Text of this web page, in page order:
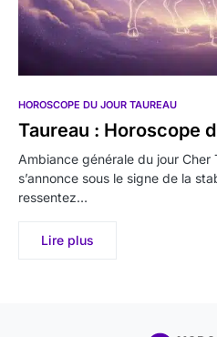
HOROSCOPE DU JOUR TAUREAU
Taureau : Horoscope
Ambiance générale du jour Cher
s’annonce sous le signe de la
ressentez…
Lire plus